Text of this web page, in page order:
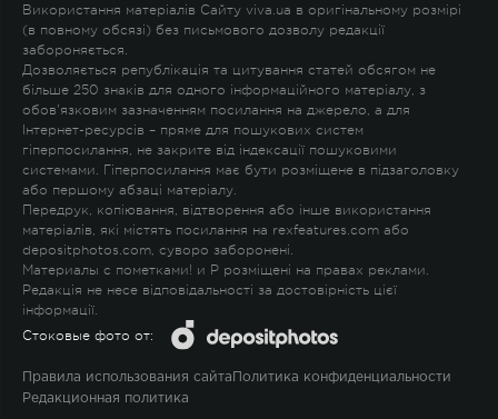
Використання матеріалів Сайту viva.ua в оригінальному розмірі
(в повному обсязі) без письмового дозволу редакції
забороняється.
Дозволяється републікація та цитування статей обсягом не
більше 250 знаків для одного інформаційного матеріалу, з
обов'язковим зазначенням посилання на джерело, а для
Інтернет-ресурсів – пряме для пошукових систем
гіперпосилання, не закрите від індексації пошуковими
системами. Гіперпосилання має бути розміщене в підзаголовку
або першому абзаці матеріалу.
Передрук, копіювання, відтворення або інше використання
матеріалів, які містять посилання на rexfeatures.com або
depositphotos.com, суворо заборонені.
Материалы с пометками! и P розміщені на правах реклами.
Редакція не несе відповідальності за достовірність цієї
інформації.
Стоковые фото от:
Правила использования сайта Политика конфиденциальности
Редакционная политика